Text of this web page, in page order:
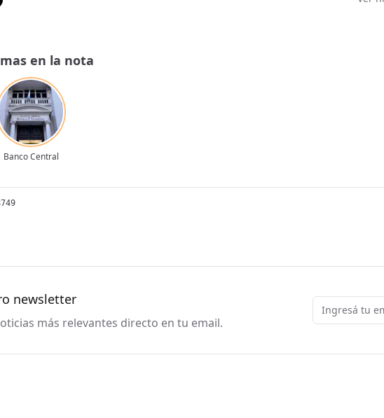
en la nota
Banco Central
newsletter
más relevantes directo en tu email. Email